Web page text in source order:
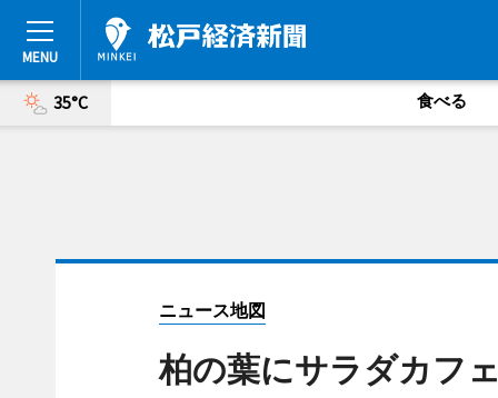
35°C 食べる
ニュース地図
柏の葉にサラダカフ